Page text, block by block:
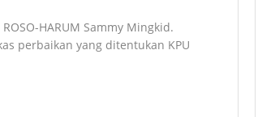
HARUM Sammy Mingkid.
perbaikan yang ditentukan KPU